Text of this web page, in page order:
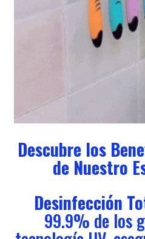
Descubre los
de Nuestro
Desinfección
99.9% de los